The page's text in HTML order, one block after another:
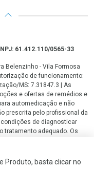
Produto, basta clicar no
61.412.110/0565-33
Belenzinho - Vila Formosa
de funcionamento:
MS: 7.31847.3 | As
e ofertas de remédios e
automedicação e não
prescrita pelo profissional da
de diagnosticar
tratamento adequado. Os
ilustrativas. *Preços e
do dia. Antibióticos e
ou televendas. Portaria nº